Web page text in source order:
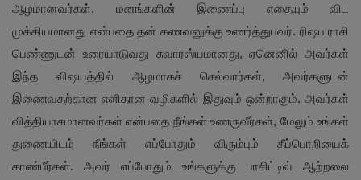
ஆழமானவர்கள். மனங்களின் இணைப்பு எதையும் விட
முக்கியமானது என்பதை தன் கணவனுக்கு உணர்த்துபவர். ரிஷப ராசி
பெண்ணுடன் உரையாடுவது சுவாரஸ்யமானது, ஏனெனில் அவர்கள்
இந்த விஷயத்தில் ஆழமாகச் செல்வார்கள், அவர்களுடன்
இணைவதற்கான எளிதான வழிகளில் இதுவும் ஒன்றாகும். அவர்கள்
வித்தியாசமானவர்கள் என்பதை நீங்கள் உணருவீர்கள், மேலும் உங்கள்
துணையிடம் நீங்கள் எப்போதும் விரும்பும் தீப்பொறியைக்
காண்பீர்கள். அவர் எப்போதும் உங்களுக்கு பாசிட்டிவ் ஆற்றலை